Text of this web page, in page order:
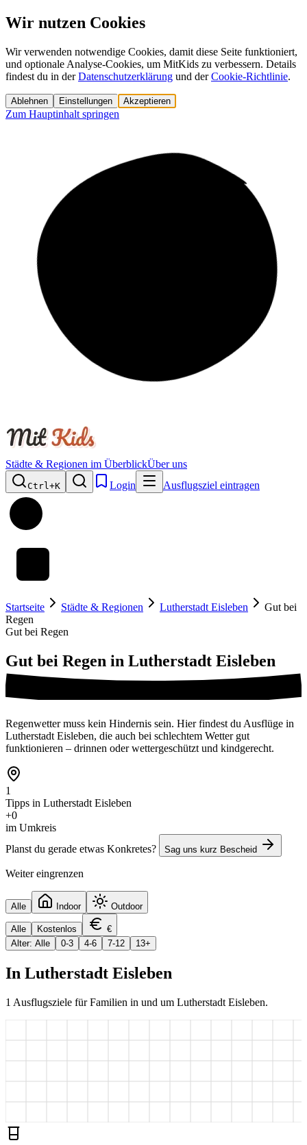
Wir nutzen Cookies
Wir verwenden notwendige Cookies, damit diese Seite funktioniert,
und optionale Analyse-Cookies, um MitKids zu verbessern. Details
findest du in der Datenschutzerklärung und der Cookie-Richtlinie.
Ablehnen Einstellungen Akzeptieren
Zum Hauptinhalt springen
Städte & Regionen im ÜberblickÜber uns
Ctrl+K Login Ausflugsziel eintragen
Startseite Städte & Regionen Lutherstadt Eisleben
Gut bei
Regen
Gut bei Regen
Gut bei Regen in Lutherstadt Eisleben
Regenwetter muss kein Hindernis sein. Hier findest du Ausflüge in
Lutherstadt Eisleben, die auch bei schlechtem Wetter gut
funktionieren – drinnen oder wettergeschützt und kindgerecht.
1
Tipps in Lutherstadt Eisleben
+0
im Umkreis
Planst du gerade etwas Konkretes?
Sag uns kurz Bescheid
Weiter eingrenzen
Alle Indoor Outdoor
Alle Kostenlos
€
Alter: Alle
0-3 4-6 7-12 13+
In Lutherstadt Eisleben
1 Ausflugsziele für Familien in und um Lutherstadt Eisleben.